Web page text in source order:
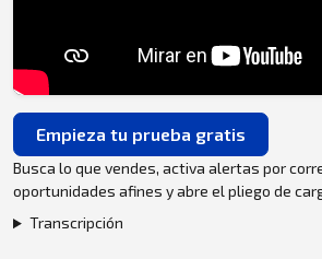
Empieza tu prueba gratis
Busca lo que vendes, activa alertas por
oportunidades afines y abre el pliego de
Transcripción